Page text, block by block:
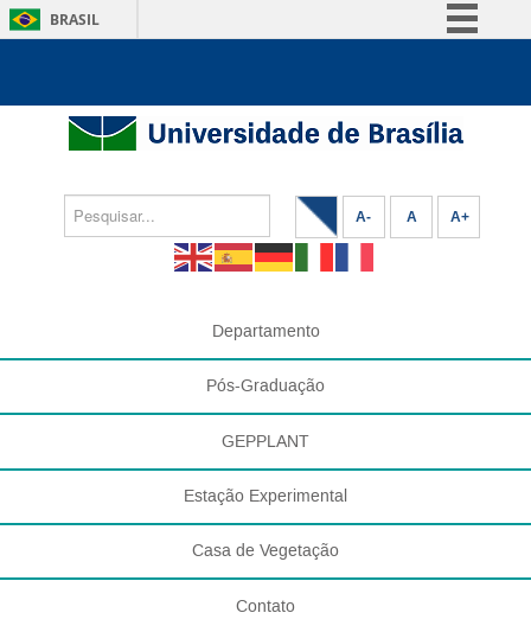
BRASIL
Participe
Legislação
Canais
A- A A+
Departamento
Pós-Graduação
GEPPLANT
Estação Experimental
Casa de Vegetação
Contato